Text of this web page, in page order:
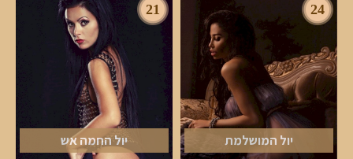
24
יול המושלמת
21
יול החמה אש